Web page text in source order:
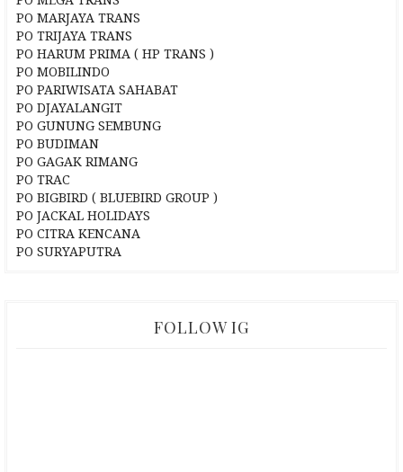
PO MARJAYA TRANS
PO TRIJAYA TRANS
PO HARUM PRIMA ( HP TRANS )
PO MOBILINDO
PO PARIWISATA SAHABAT
PO DJAYALANGIT
PO GUNUNG SEMBUNG
PO BUDIMAN
PO GAGAK RIMANG
PO TRAC
PO BIGBIRD ( BLUEBIRD GROUP )
PO JACKAL HOLIDAYS
PO CITRA KENCANA
PO SURYAPUTRA
FOLLOW IG